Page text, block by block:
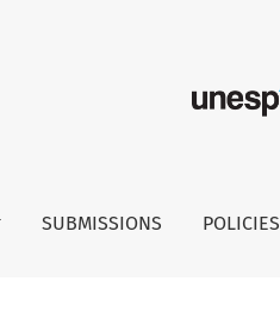
SUBMISSIONS POLICIES